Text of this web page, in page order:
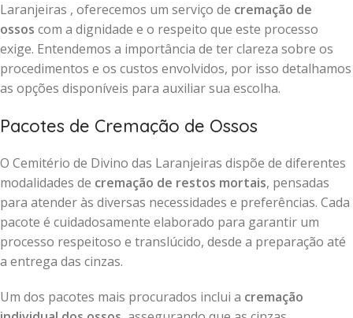
Laranjeiras , oferecemos um serviço de cremação de
ossos com a dignidade e o respeito que este processo
exige. Entendemos a importância de ter clareza sobre os
procedimentos e os custos envolvidos, por isso detalhamos
as opções disponíveis para auxiliar sua escolha.
Pacotes de Cremação de Ossos
O Cemitério de Divino das Laranjeiras dispõe de diferentes
modalidades de cremação de restos mortais, pensadas
para atender às diversas necessidades e preferências. Cada
pacote é cuidadosamente elaborado para garantir um
processo respeitoso e translúcido, desde a preparação até
a entrega das cinzas.
Um dos pacotes mais procurados inclui a cremação